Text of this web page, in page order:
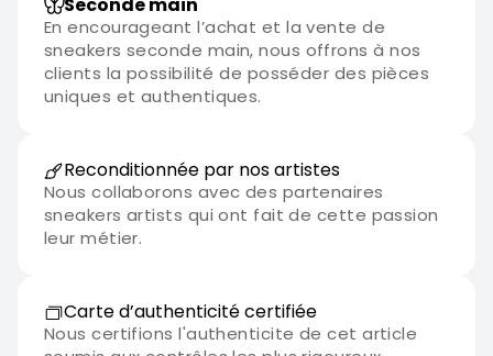
En encourageant l’achat et la vente de
sneakers seconde main, nous offrons à nos
clients la possibilité de posséder des pièces
uniques et authentiques.
Reconditionnée par nos artistes
Nous collaborons avec des partenaires
sneakers artists qui ont fait de cette passion
leur métier.
Carte d’authenticité certifiée
Nous certifions l'authenticite de cet article